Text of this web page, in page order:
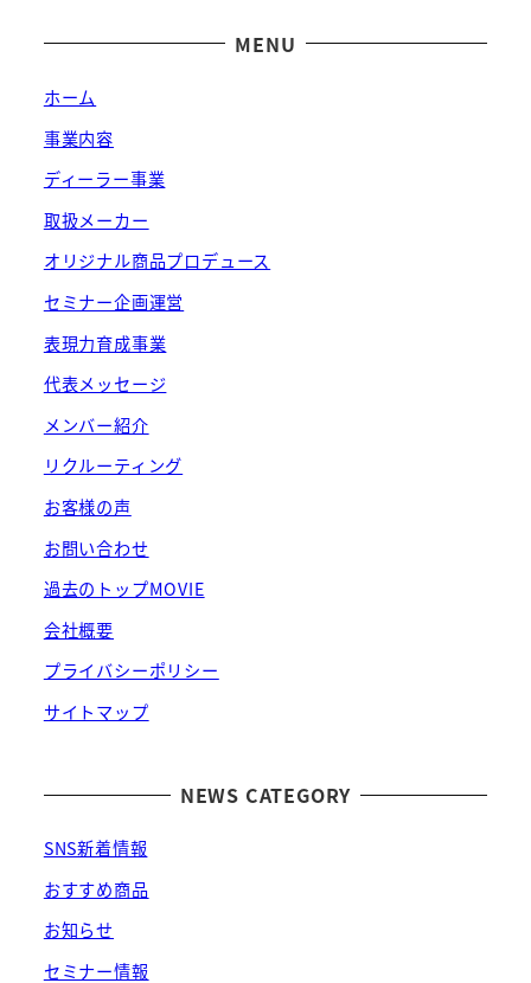
MENU
ホーム
事業内容
ディーラー事業
取扱メーカー
オリジナル商品プロデュース
セミナー企画運営
表現力育成事業
代表メッセージ
メンバー紹介
リクルーティング
お客様の声
お問い合わせ
過去のトップMOVIE
会社概要
プライバシーポリシー
サイトマップ
NEWS CATEGORY
SNS新着情報
おすすめ商品
お知らせ
セミナー情報